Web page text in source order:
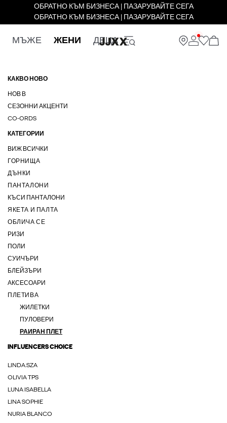
ОБРАТНО КЪМ БИЗНЕСА | ПАЗАРУВАЙТЕ СЕГА
ОБРАТНО КЪМ БИЗНЕСА | ПАЗАРУВАЙТЕ СЕГА
МЪЖЕ ЖЕНИ ДЕЦА
КАКВО НОВО
НОВ В
СЕЗОННИ АКЦЕНТИ
CO-ORDS
КАТЕГОРИИ
ВИЖ ВСИЧКИ
ГОРНИЩА
ДЪНКИ
ПАНТАЛОНИ
КЪСИ ПАНТАЛОНИ
ЯКЕТА И ПАЛТА
ОБЛИЧА СЕ
РИЗИ
ПОЛИ
СУИЧЪРИ
БЛЕЙЗЪРИ
АКСЕСОАРИ
ПЛЕТИВА
ЖИЛЕТКИ
ПУЛОВЕРИ
РАИРАН ПЛЕТ
INFLUENCERS CHOICE
LINDA.SZA
OLIVIA TPS
LUNA ISABELLA
LINA SOPHIE
NURIA BLANCO